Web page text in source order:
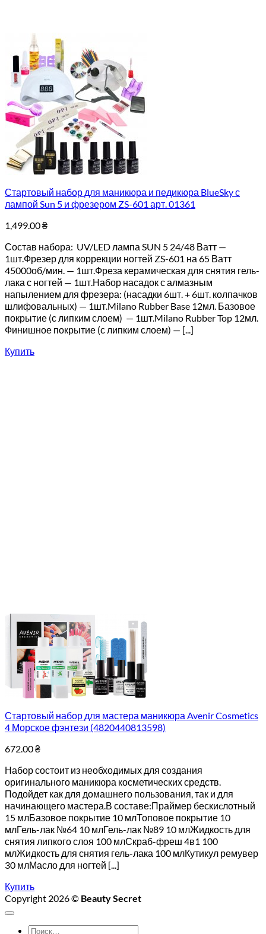
Стартовый набор для маникюра и педикюра BlueSky с
лампой Sun 5 и фрезером ZS-601 арт. 01361
1,499.00₴
Состав набора: UV/LED лампа SUN 5 24/48 Ватт —
1шт.Фрезер для коррекции ногтей ZS-601 на 65 Ватт
45000об/мин. — 1шт.Фреза керамическая для снятия гель-
лака с ногтей — 1шт.Набор насадок с алмазным
напылением для фрезера: (насадки 6шт. + 6шт. колпачков
шлифовальных) — 1шт.Milano Rubber Base 12мл. Базовое
покрытие (с липким слоем) — 1шт.Milano Rubber Top 12мл.
Финишное покрытие (с липким слоем) — [...]
Купить
Стартовый набор для мастера маникюра Avenir Cosmetics
4 Морское фэнтези (4820440813598)
672.00₴
Набор состоит из необходимых для создания
оригинального маникюра косметических средств.
Подойдет как для домашнего пользования, так и для
начинающего мастера.В составе:Праймер бескиcлотный
15 млБазовое покрытие 10 млТоповое покрытие 10
млГель-лак №64 10 млГель-лак №89 10 млЖидкость для
снятия липкого слоя 100 млСкраб-фреш 4в1 100
млЖидкость для снятия гель-лака 100 млКутикул ремувер
30 млМасло для ногтей [...]
Купить
Copyright 2026 © Beauty Secret
Искать: